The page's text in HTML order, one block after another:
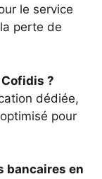
le service
perte de
?
dédiée,
pour
bancaires en